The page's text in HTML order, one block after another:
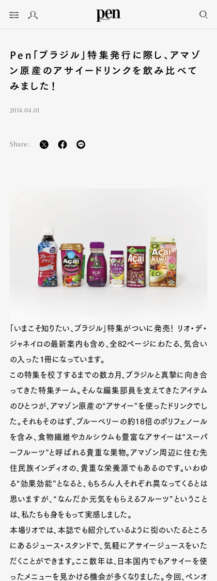
Pen「ブラジル」特集発行に際し、アマゾ
ン原産のアサイードリンクを飲み比べて
みました！
2014.04.01
Share:
「いまこそ知りたい、ブラジル」特集がついに発売！ リオ・デ・
ジャネイロの最新案内も含め、全82ページにわたる、気合い
の入った１冊になっています。
この特集を校了するまでの数カ月、ブラジルと真摯に向き合
ってきた特集チーム。そんな編集部員を支えてきたアイテム
のひとつが、アマゾン原産の“アサイー”を使ったドリンクでし
た。それもそのはず、ブルーベリーの約18倍のポリフェノール
を含み、食物繊維やカルシウムも豊富なアサイーは“スーパ
ーフルーツ”と呼ばれる貴重な果物。アマゾン周辺に住む先
住民族インディオの、貴重な栄養源でもあるのです。いわゆ
る“効果効能”となると、もちろん人それぞれ異なってくるとは
思いますが、“なんだか元気をもらえるフルーツ”ということ
は、私たちも身をもって実感しました。
本場リオでは、本誌でも紹介しているように街のいたるところ
にあるジュース・スタンドで、気軽にアサイージュースをいた
だくことができます。ここ数年は、日本国内でもアサイーを使
ったメニューを見かける機会が多くなりました。今回、ペンオ